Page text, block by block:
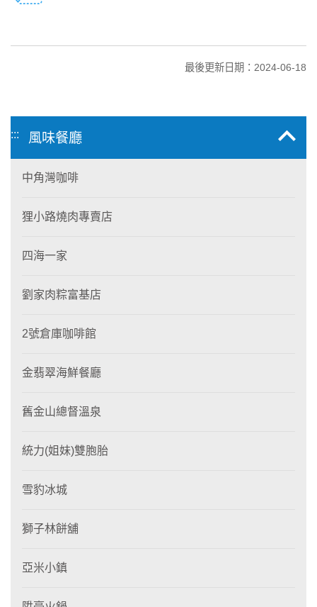
最後更新日期：2024-06-18
::: 風味餐廳
中角灣咖啡
狸小路燒肉專賣店
四海一家
劉家肉粽富基店
2號倉庫咖啡館
金翡翠海鮮餐廳
舊金山總督溫泉
統力(姐妹)雙胞胎
雪豹冰城
獅子林餅舖
亞米小鎮